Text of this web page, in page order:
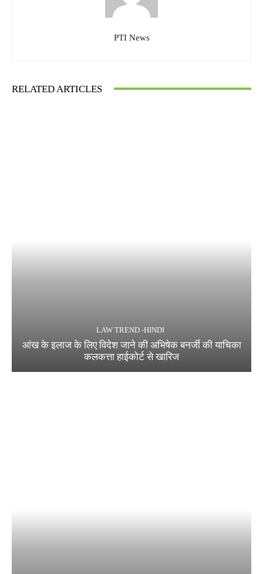
PTI News
RELATED ARTICLES
LAW TREND -HINDI
आंख के इलाज के लिए विदेश जाने की अभिषेक बनर्जी की याचिका
कलकत्ता हाईकोर्ट से खारिज